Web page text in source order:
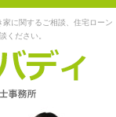
家に関するご相談、住宅ローン
ください。